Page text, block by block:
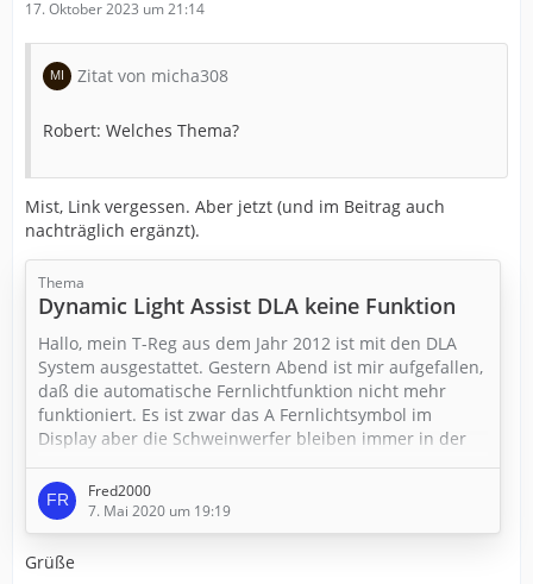
17. Oktober 2023 um 21:14
Zitat von micha308
Robert: Welches Thema?
Mist, Link vergessen. Aber jetzt (und im Beitrag auch
nachträglich ergänzt).
Thema
Dynamic Light Assist DLA keine Funktion
Hallo, mein T-Reg aus dem Jahr 2012 ist mit den DLA
System ausgestattet. Gestern Abend ist mir aufgefallen,
daß die automatische Fernlichtfunktion nicht mehr
funktioniert. Es ist zwar das A Fernlichtsymbol im
Display aber die Schweinwerfer bleiben immer in der
Abblendlichtposition.
Manuell auf Dauerfernlicht umschalten funktioniert
aber.
Fred2000
7. Mai 2020 um 19:19
Grüße